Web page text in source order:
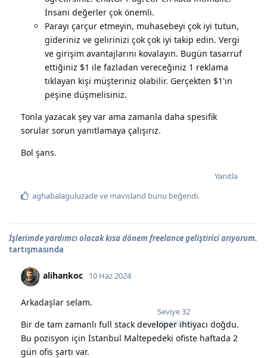
İnsani değerler çok önemli.
Parayı çarçur etmeyin, muhasebeyi çok iyi tutun,
gideriniz ve gelirinizi çok çok iyi takip edin. Vergi
ve girişim avantajlarını kovalayın. Bugün tasarruf
ettiğiniz $1 ile fazladan vereceğiniz 1 reklama
tıklayan kişi müşteriniz olabilir. Gerçekten $1'ın
peşine düşmelisiniz.
Tonla yazacak şey var ama zamanla daha spesifik
sorular sorun yanıtlamaya çalışırız.
Bol şans.
Yanıtla
aghabalaguluzadeve mavisland bunu beğendi.
İşlerimde yardımcı olacak kısa dönem freelance geliştirici arıyorum.
tartışmasında
alihankoc
Seviye32
10 Haz 2024
Arkadaşlar selam.
Bir de tam zamanlı full stack developer ihtiyacı doğdu.
Bu pozisyon için İstanbul Maltepedeki ofiste haftada 2
gün ofis şartı var.